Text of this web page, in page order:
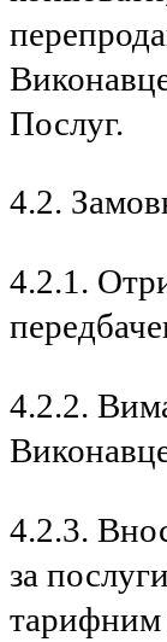
Послуг.
4.2.
4.2.1.
4.2.2.
4.2.3.
за
тарифним